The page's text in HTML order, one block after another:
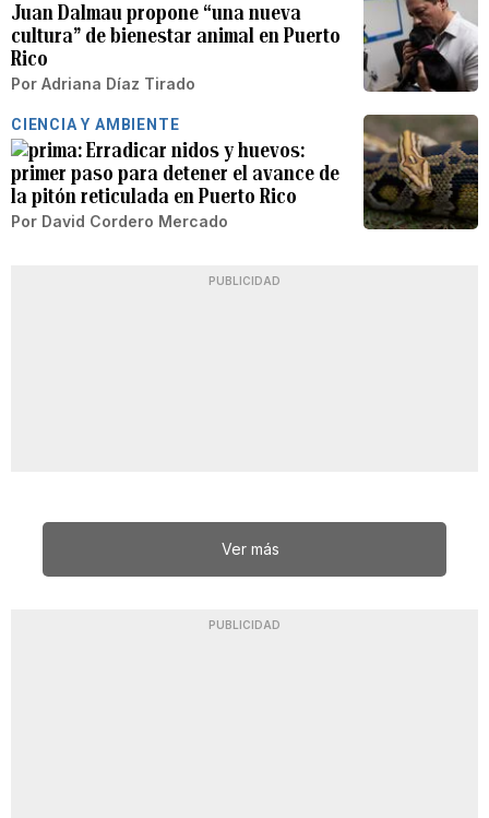
Juan Dalmau propone “una nueva
cultura” de bienestar animal en Puerto
Rico
Por Adriana Díaz Tirado
CIENCIA Y AMBIENTE
Erradicar nidos y huevos:
primer paso para detener el avance de
la pitón reticulada en Puerto Rico
Por David Cordero Mercado
PUBLICIDAD
Ver más
PUBLICIDAD